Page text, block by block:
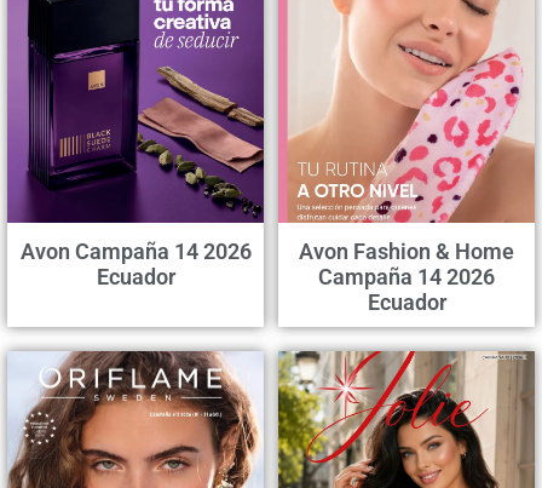
Avon Campaña 14 2026
Ecuador
Avon Fashion & Home
Campaña 14 2026
Ecuador